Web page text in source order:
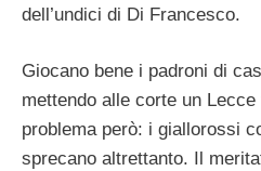
dell’undici di Di Francesco.
Giocano bene i padroni di
mettendo alle corte un
problema però: i giallorossi
sprecano altrettanto. Il